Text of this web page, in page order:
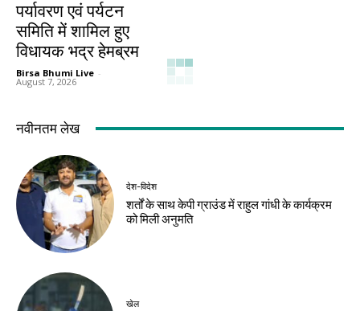
पर्यावरण एवं पर्यटन
समिति में शामिल हुए
विधायक भद्र हेमब्रम
Birsa Bhumi Live -
August 7, 2026
नवीनतम लेख
देश-विदेश
शर्तों के साथ केपी ग्राउंड में राहुल गांधी के कार्यक्रम
को मिली अनुमति
खेल